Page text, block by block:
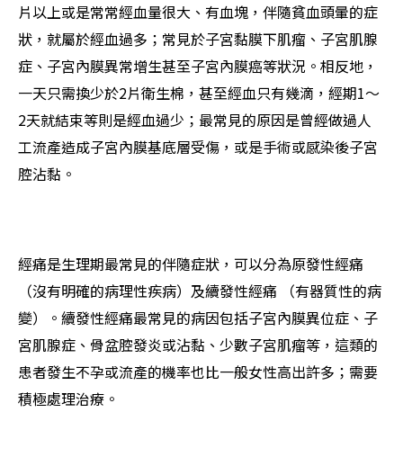
片以上或是常常經血量很大、有血塊，伴隨貧血頭暈的症
狀，就屬於經血過多；常見於子宮黏膜下肌瘤、子宮肌腺
症、子宮內膜異常增生甚至子宮內膜癌等狀況。相反地，
一天只需換少於2片衛生棉，甚至經血只有幾滴，經期1～
2天就結束等則是經血過少；最常見的原因是曾經做過人
工流產造成子宮內膜基底層受傷，或是手術或感染後子宮
腔沾黏。
經痛是生理期最常見的伴隨症狀，可以分為原發性經痛
（沒有明確的病理性疾病）及續發性經痛 （有器質性的病
變）。續發性經痛最常見的病因包括子宮內膜異位症、子
宮肌腺症、骨盆腔發炎或沾黏、少數子宮肌瘤等，這類的
患者發生不孕或流產的機率也比一般女性高出許多；需要
積極處理治療。